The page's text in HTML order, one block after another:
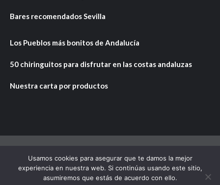
Bares recomendados Sevilla
Los Pueblos más bonitos de Andalucía
50 chiringuitos para disfrutar en las costas andaluzas
Nuestra carta por productos
Copyright © Todos los derechos reservados.|CoverNews
por AF themes.
Usamos cookies para asegurar que te damos la mejor
experiencia en nuestra web. Si continúas usando este sitio,
asumiremos que estás de acuerdo con ello.